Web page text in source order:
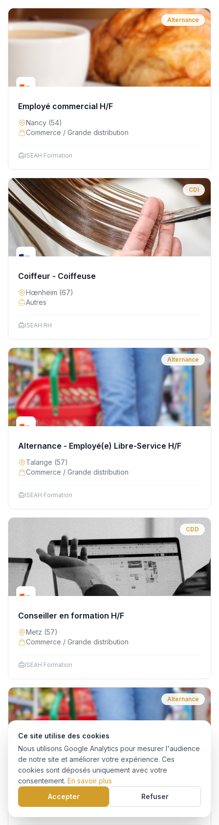
Alternance
Employé commercial H/F
Nancy (54)
Commerce / Grande distribution
ISEAH Formation
CDI
Coiffeur - Coiffeuse
Hœnheim (67)
Autres
ISEAH RH
Alternance
Alternance - Employé(e) Libre-Service H/F
Talange (57)
Commerce / Grande distribution
ISEAH Formation
CDD
Conseiller en formation H/F
Metz (57)
Commerce / Grande distribution
ISEAH Formation
Alternance
Employé commercial H/F
Bartenheim (68)
Ce site utilise des cookies
Nous utilisons Google Analytics pour mesurer l'audience
de notre site et améliorer votre expérience. Ces
cookies sont déposés uniquement avec votre
consentement. En savoir plus
Accepter
Refuser